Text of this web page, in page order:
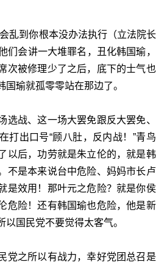
乱到你根本没办法执行（立法院长
们会讲一大堆罪名，丑化韩国瑜，
次被修理少了之后，底下的士气也
瑜就孤零零站在那边了。
选战、这一场大罢免跟反大罢免、
打出口号“顾八肚，反内战！”青鸟
以后，功劳就是朱立伦的，就是韩
不是本来说台中危险、妈妈市长卢
是效用！那叶元之危险？就是你侯
危险！还有韩国瑜也危险，他是新
国民党不要觉得太客气。
党之所以有战力，幸好党团总召是